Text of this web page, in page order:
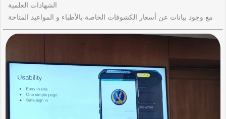
الشهادات العلمية
مع وجود بيانات عن أسعار الكشوفات الخاصة بالأطباء و المواعيد المتاحة